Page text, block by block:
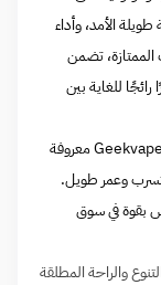
أنيق، بطارية طويلة الأمد، وأداء
الممتازة، تضمن
للغاية بين
بودات وينكس (Wenax Pods): سلسلة وينكس من Geekvape معروفة
وعمر طويل.
بقوة في سوق